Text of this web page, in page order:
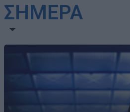
ΣΗΜΕΡΑ